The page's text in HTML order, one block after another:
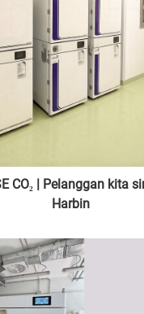
CO₂ | Pelanggan kita
Harbin